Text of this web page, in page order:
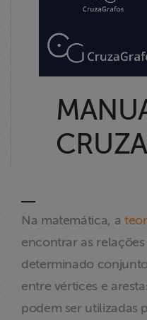
Acesso à
Liberdade de
Proteção Legal
e Litigância
Documentários
Na matemática, a
encontrar as
determinado
entre vértices e
podem ser utilizadas